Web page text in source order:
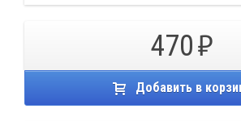
470
Добавить в